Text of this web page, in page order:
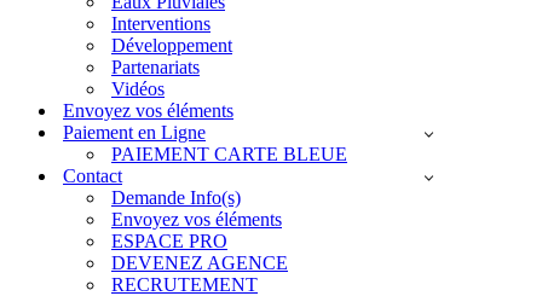
Interventions
Développement
Partenariats
Vidéos
Envoyez vos éléments
Paiement en Ligne
PAIEMENT CARTE BLEUE
Contact
Demande Info(s)
Envoyez vos éléments
ESPACE PRO
DEVENEZ AGENCE
RECRUTEMENT